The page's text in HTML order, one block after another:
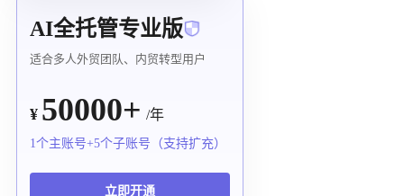
AI全托管专业版
适合多人外贸团队、内贸转型用户
¥ 50000+ /年
1个主账号+5个子账号（支持扩充）
立即开通